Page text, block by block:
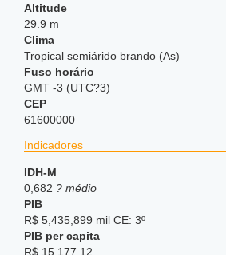
Altitude
29.9 m
Clima
Tropical semiárido brando (As)
Fuso horário
GMT -3 (UTC?3)
CEP
61600000
Indicadores
IDH-M
0,682 ? médio
PIB
R$ 5,435,899 mil CE: 3º
PIB per capita
R$ 15 177,12